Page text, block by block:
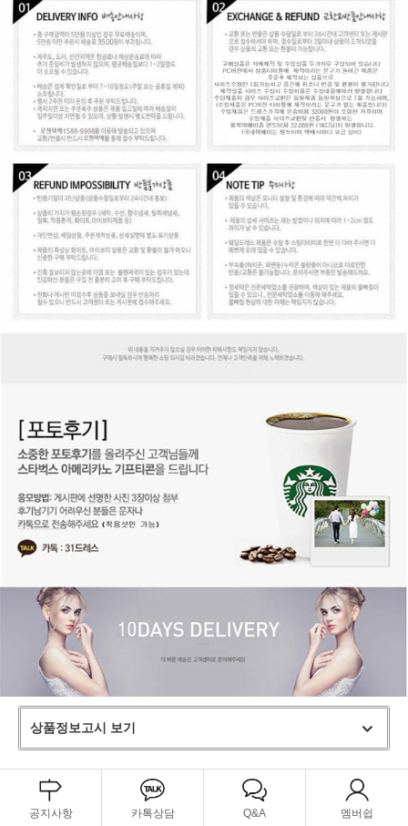
상품정보고시 보기
공지사항 카톡상담 Q&A 멤버쉽